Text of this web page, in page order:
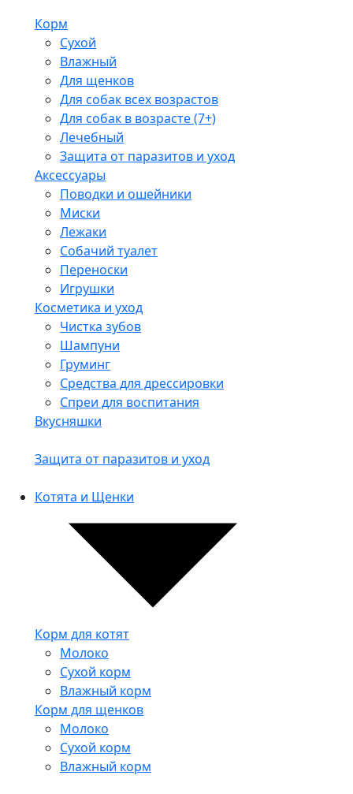
Корм
Сухой
Влажный
Для щенков
Для собак всех возрастов
Для собак в возрасте (7+)
Лечебный
Защита от паразитов и уход
Аксессуары
Поводки и ошейники
Миски
Лежаки
Собачий туалет
Переноски
Игрушки
Косметика и уход
Чистка зубов
Шампуни
Груминг
Средства для дрессировки
Спреи для воспитания
Вкусняшки
Защита от паразитов и уход
Котята и Щенки
Корм для котят
Молоко
Сухой корм
Влажный корм
Корм для щенков
Молоко
Сухой корм
Влажный корм